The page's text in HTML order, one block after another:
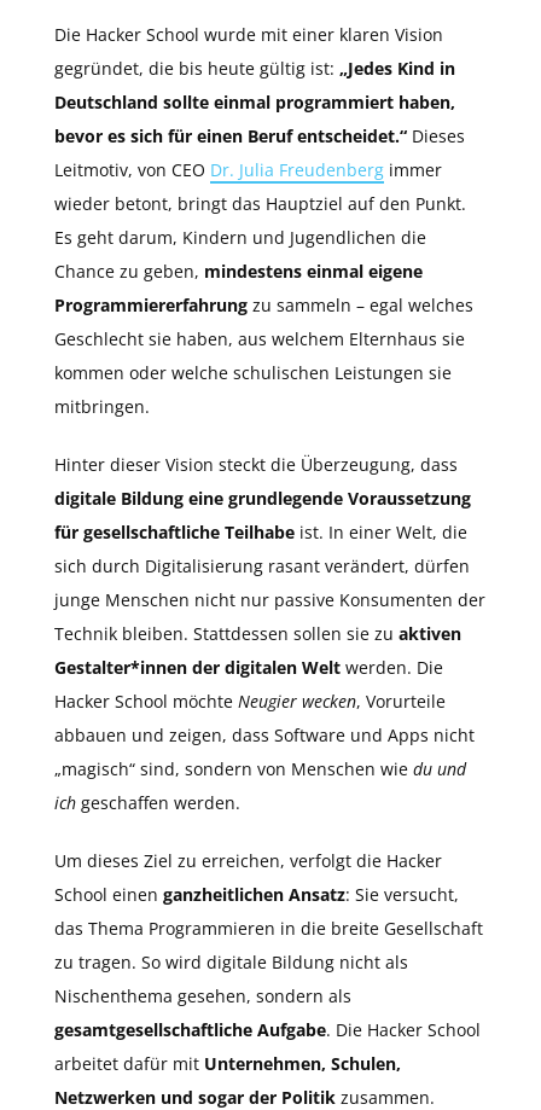
Die Hacker School wurde mit einer klaren Vision
gegründet, die bis heute gültig ist: „Jedes Kind in
Deutschland sollte einmal programmiert haben,
bevor es sich für einen Beruf entscheidet.“ Dieses
Leitmotiv, von CEO Dr. Julia Freudenberg immer
wieder betont, bringt das Hauptziel auf den Punkt.
Es geht darum, Kindern und Jugendlichen die
Chance zu geben, mindestens einmal eigene
Programmiererfahrung zu sammeln – egal welches
Geschlecht sie haben, aus welchem Elternhaus sie
kommen oder welche schulischen Leistungen sie
mitbringen.
Hinter dieser Vision steckt die Überzeugung, dass
digitale Bildung eine grundlegende Voraussetzung
für gesellschaftliche Teilhabe ist. In einer Welt, die
sich durch Digitalisierung rasant verändert, dürfen
junge Menschen nicht nur passive Konsumenten der
Technik bleiben. Stattdessen sollen sie zu aktiven
Gestalter*innen der digitalen Welt werden. Die
Hacker School möchte Neugier wecken, Vorurteile
abbauen und zeigen, dass Software und Apps nicht
„magisch“ sind, sondern von Menschen wie du und
ich geschaffen werden.
Um dieses Ziel zu erreichen, verfolgt die Hacker
School einen ganzheitlichen Ansatz: Sie versucht,
das Thema Programmieren in die breite Gesellschaft
zu tragen. So wird digitale Bildung nicht als
Nischenthema gesehen, sondern als
gesamtgesellschaftliche Aufgabe. Die Hacker School
arbeitet dafür mit Unternehmen, Schulen,
Netzwerken und sogar der Politik zusammen.